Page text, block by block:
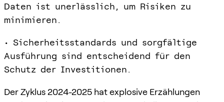
Daten ist unerlässlich, um Risiken zu
minimieren.
• Sicherheitsstandards und sorgfältige
Ausführung sind entscheidend für den
Schutz der Investitionen.
Der Zyklus 2024-2025 hat explosive Erzählungen